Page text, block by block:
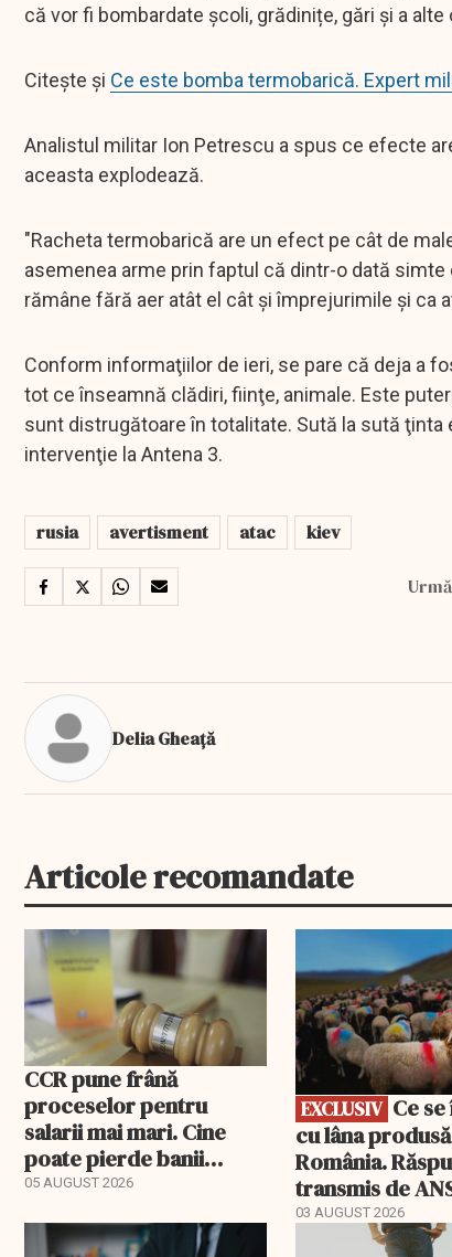
că vor fi bombardate școli, grădinițe, gări și a
Citește și Ce este bomba termobarică. Expert
Analistul militar Ion Petrescu a spus ce efecte
aceasta explodează.
"Racheta termobarică are un efect pe cât de
asemenea arme prin faptul că dintr-o dată
rămâne fără aer atât el cât şi împrejurimile şi ca
Conform informaţiilor de ieri, se pare că deja a
tot ce înseamnă clădiri, fiinţe, animale. Este
sunt distrugătoare în totalitate. Sută la sută
intervenţie la Antena 3.
rusia avertisment atac kiev
Delia Gheață
Articole recomandate
CCR pune frână
proceselor pentru
salarii mai mari. Cine
poate pierde banii
ceruți statului
05 AUGUST 2026
EXCLUSIV
EXCLUSIV
cu lâna
România.
transmis de
03 AUGUST 2026